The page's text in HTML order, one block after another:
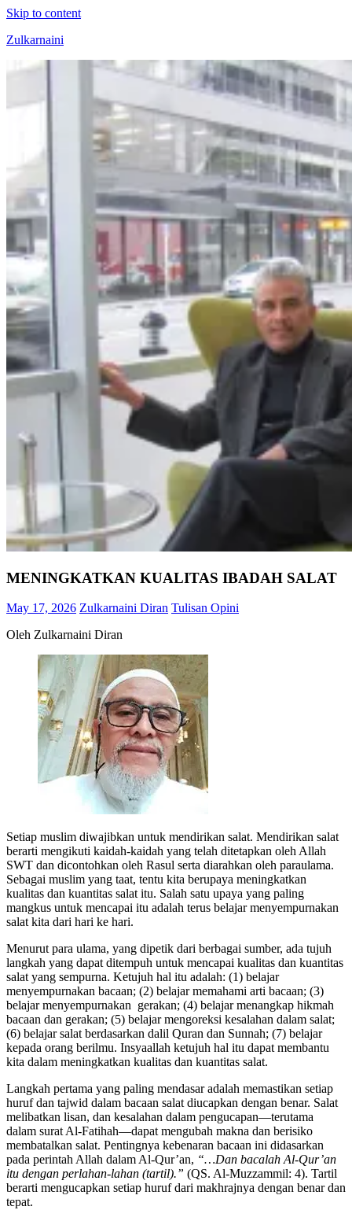
Skip to content
Zulkarnaini
MENINGKATKAN KUALITAS IBADAH SALAT
May 17, 2026 Zulkarnaini Diran Tulisan Opini
Oleh Zulkarnaini Diran
Setiap muslim diwajibkan untuk mendirikan salat. Mendirikan salat
berarti mengikuti kaidah-kaidah yang telah ditetapkan oleh Allah
SWT dan dicontohkan oleh Rasul serta diarahkan oleh paraulama.
Sebagai muslim yang taat, tentu kita berupaya meningkatkan
kualitas dan kuantitas salat itu. Salah satu upaya yang paling
mangkus untuk mencapai itu adalah terus belajar menyempurnakan
salat kita dari hari ke hari.
Menurut para ulama, yang dipetik dari berbagai sumber, ada tujuh
langkah yang dapat ditempuh untuk mencapai kualitas dan kuantitas
salat yang sempurna. Ketujuh hal itu adalah: (1) belajar
menyempurnakan bacaan; (2) belajar memahami arti bacaan; (3)
belajar menyempurnakan gerakan; (4) belajar menangkap hikmah
bacaan dan gerakan; (5) belajar mengoreksi kesalahan dalam salat;
(6) belajar salat berdasarkan dalil Quran dan Sunnah; (7) belajar
kepada orang berilmu. Insyaallah ketujuh hal itu dapat membantu
kita dalam meningkatkan kualitas dan kuantitas salat.
Langkah pertama yang paling mendasar adalah memastikan setiap
huruf dan tajwid dalam bacaan salat diucapkan dengan benar. Salat
melibatkan lisan, dan kesalahan dalam pengucapan—terutama
dalam surat Al-Fatihah—dapat mengubah makna dan berisiko
membatalkan salat. Pentingnya kebenaran bacaan ini didasarkan
pada perintah Allah dalam Al-Qur’an, “…Dan bacalah Al-Qur’an
itu dengan perlahan-lahan (tartil).” (QS. Al-Muzzammil: 4). Tartil
berarti mengucapkan setiap huruf dari makhrajnya dengan benar dan
tepat.